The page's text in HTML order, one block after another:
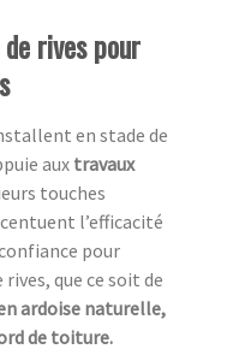
rives pour
en stade de
auxtravaux
touches
l’efficacité
pour
que ce soit de
ardoise naturelle,
de toiture.